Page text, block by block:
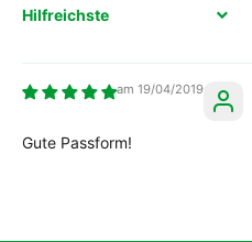
Sort by
19/04/2019
Gute Passform!